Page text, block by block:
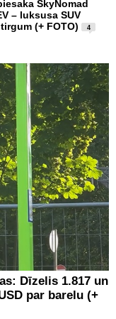
SkyNomad
– luksusa SUV
(+ FOTO)
4
Dīzelis 1.817 un
par barelu (+